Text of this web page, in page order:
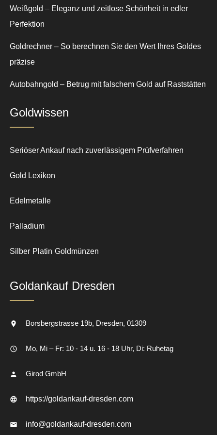
Weißgold – Eleganz und zeitlose Schönheit in edler
Perfektion
Goldrechner – So berechnen Sie den Wert Ihres Goldes
präzise
Autobahngold – Betrug mit falschem Gold auf Raststätten
Goldwissen
Seriöser Ankauf nach zuverlässigem Prüfverfahren
Gold Lexikon
Edelmetalle
Palladium
Silber Platin Goldmünzen
Goldankauf Dresden
Borsbergstrasse 19b Dresden 01309
Mo, Mi – Fr: 10 - 14 u. 16 - 18 Uhr, Di: Ruhetag
Girod GmbH
https://goldankauf-dresden.com
info@goldankauf-dresden.com